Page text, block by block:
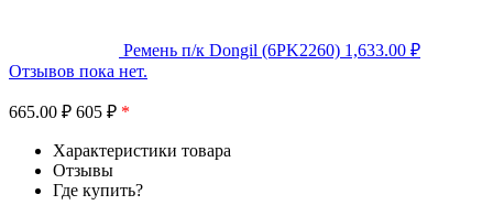
Ремень п/к Dongil (6PK2260) 1,633.00 ₽
Отзывов пока нет.
665.00 ₽ 605 ₽ *
Характеристики товара
Отзывы
Где купить?